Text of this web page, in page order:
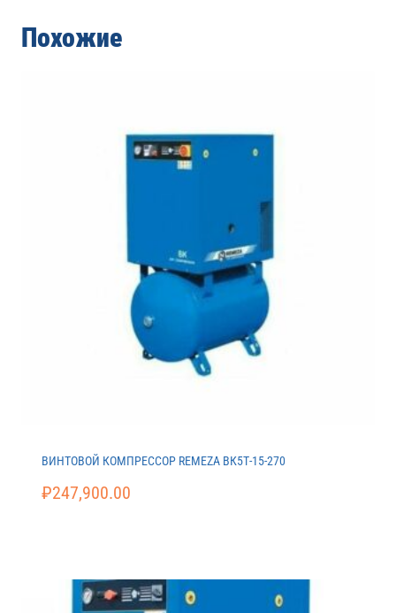
Похожие
ВИНТОВОЙ КОМПРЕССОР REMEZA ВК5Т-15-270
₽247,900.00